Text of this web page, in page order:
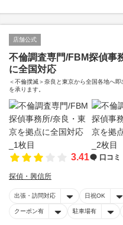
店舗公式
不倫調査専門/FBM探偵事
に全国対応
＜不倫撲滅＞奈良と東京から全国各地へ
を承ります。
3.41 口コミ
探偵・興信所
出張・訪問対応 日祝OK
クーポン有 駐車場有